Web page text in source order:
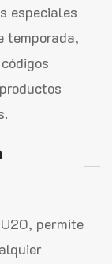
especiales
temporada,
permite